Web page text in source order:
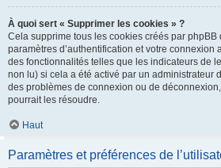
À quoi sert « Supprimer les cookies » ?
Cela supprime tous les cookies créés par phpBB
paramètres d’authentification et votre connexion
des fonctionnalités telles que les indicateurs de
non lu) si cela a été activé par un administrateur
des problèmes de connexion ou de
pourrait les résoudre.
Haut
Paramètres et préférences de